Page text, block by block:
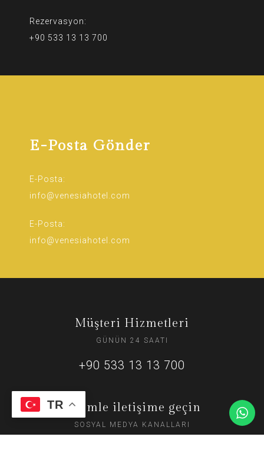
Rezervasyon:
+90 533 13 13 700
E-Posta Gönder
E-Posta:
info@venesiahotel.com
E-Posta:
info@venesiahotel.com
Müşteri Hizmetleri
GÜNÜN 24 SAATI
+90 533 13 13 700
Bizimle iletişime geçin
SOSYAL MEDYA KANALLARI
TR